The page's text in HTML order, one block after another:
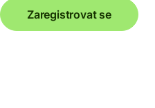
Zaregistrovat se